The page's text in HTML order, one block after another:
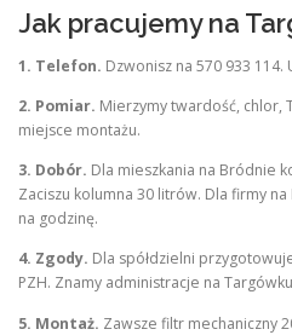
Jak pracujemy na
1. Telefon. Dzwonisz na 570 933 114.
2. Pomiar. Mierzymy twardość, chlor,
miejsce montażu.
3. Dobór. Dla mieszkania na Bródnie
Zaciszu kolumna 30 litrów. Dla firmy
na godzinę.
4. Zgody. Dla spółdzielni
PZH. Znamy administracje na
5. Montaż. Zawsze filtr mechaniczny